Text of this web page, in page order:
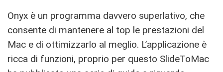
Onyx è un programma davvero superlativo, che
consente di mantenere al top le prestazioni del
Mac e di ottimizzarlo al meglio. L’applicazione è
ricca di funzioni, proprio per questo SlideToMac